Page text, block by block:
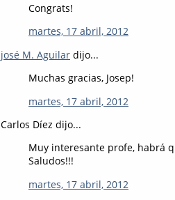
Congrats!
martes, 17 abril, 2012
josé M. Aguilar dijo...
Muchas gracias, Josep!
martes, 17 abril, 2012
Carlos Díez dijo...
Muy interesante profe, habrá
Saludos!!!
martes, 17 abril, 2012